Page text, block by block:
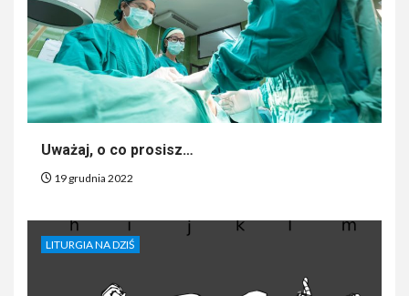
Uważaj, o co prosisz…
19 grudnia 2022
LITURGIA NA DZIŚ